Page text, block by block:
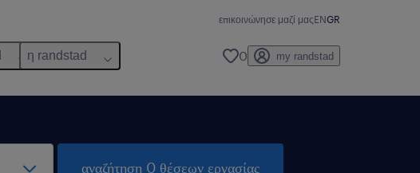
επικοινώνησε μαζί μαςENGR
η randstad 0 my randstad
αναζήτηση 0 θέσεων εργασίας